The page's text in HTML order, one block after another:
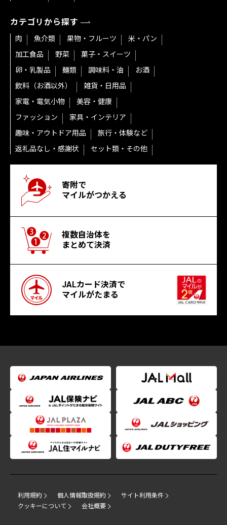
カテゴリから探す
肉 魚介類 果物・フルーツ
米・パン
加工食品
野菜
菓子・スイーツ
卵・乳製品
麺類 調味料・油
お酒
飲料（お酒以外）
雑貨・日用品
家電・電気小物
美容・健康
ファッション
家具・インテリア
趣味・アウトドア用品
旅行・体験など
返礼品なし・感謝状
セット類・その他
寄附で
マイルがつかえる
複数自治体を
まとめて決済
JALカード決済で
マイルがたまる
利用規約 個人情報取扱規約
サイト利用条件
クッキーについて
会社概要